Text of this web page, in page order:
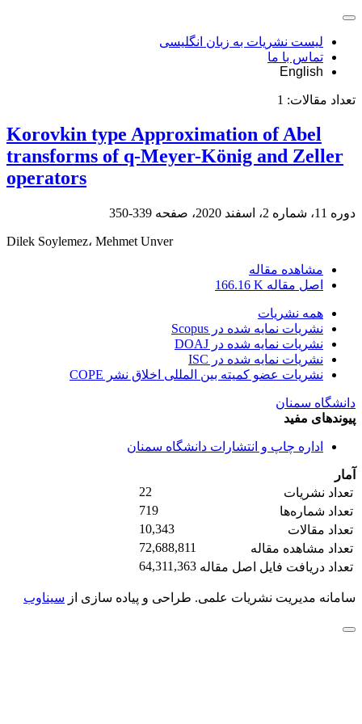
لیست نشریات به زبان انگلیسی
تماس با ما
English
تعداد مقالات: 1
Korovkin type Approximation of Abel
transforms of q-Meyer-König and Zeller
operators
دوره 11، شماره 2، اسفند 2020، صفحه 339-350
Dilek Soylemez، Mehmet Unver
مشاهده مقاله
اصل مقاله 166.16 K
همه نشریات
نشریات نمایه شده در Scopus
نشریات نمایه شده در DOAJ
نشریات نمایه شده در ISC
نشریات عضو کمیته بین المللی اخلاق نشر COPE
دانشگاه سمنان
پیوندهای مفید
اداره چاپ و انتشارات دانشگاه سمنان
آمار
تعداد نشریات
22
تعداد شماره‌ها
719
تعداد مقالات
10,343
تعداد مشاهده مقاله
72,688,811
تعداد دریافت فایل اصل مقاله 64,311,363
سامانه مدیریت نشریات علمی. طراحی و پیاده سازی از سیناوب